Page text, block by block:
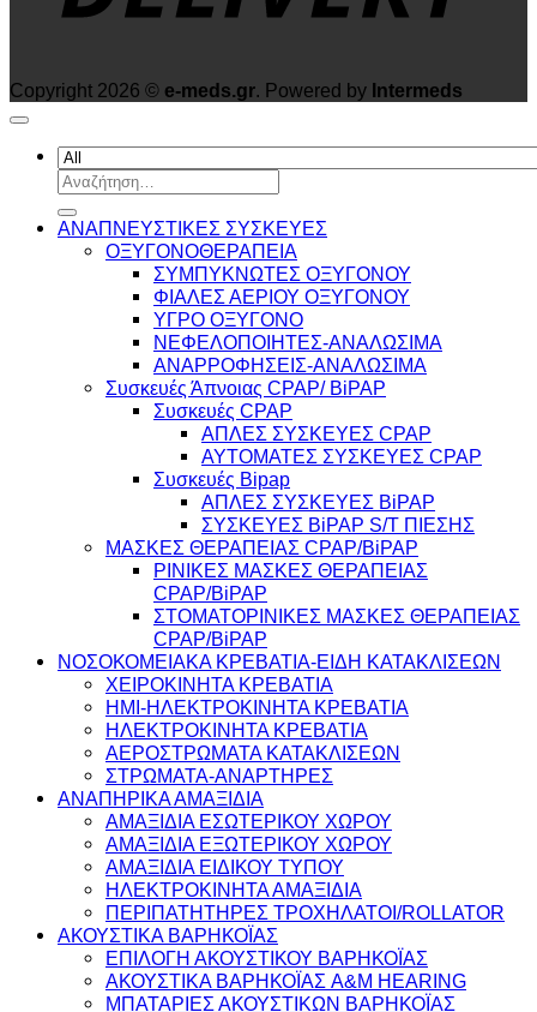
Copyright 2026 © e-meds.gr. Powered by Intermeds
Αναζήτηση
για:
ΑΝΑΠΝΕΥΣΤΙΚΕΣ ΣΥΣΚΕΥΕΣ
ΟΞΥΓΟΝΟΘΕΡΑΠΕΙΑ
ΣΥΜΠΥΚΝΩΤΕΣ ΟΞΥΓΟΝΟΥ
ΦΙΑΛΕΣ ΑΕΡΙΟΥ ΟΞΥΓΟΝΟΥ
ΥΓΡΟ ΟΞΥΓΟΝΟ
ΝΕΦΕΛΟΠΟΙΗΤΕΣ-ΑΝΑΛΩΣΙΜΑ
ΑΝΑΡΡΟΦΗΣΕΙΣ-ΑΝΑΛΩΣΙΜΑ
Συσκευές Άπνοιας CPAP/ BiPAP
Συσκευές CPAP
ΑΠΛΕΣ ΣΥΣΚΕΥΕΣ CPAP
ΑΥΤΟΜΑΤΕΣ ΣΥΣΚΕΥΕΣ CPAP
Συσκευές Bipap
ΑΠΛΕΣ ΣΥΣΚΕΥΕΣ BiPAP
ΣΥΣΚΕΥΕΣ BiPAP S/T ΠΙΕΣΗΣ
ΜΑΣΚΕΣ ΘΕΡΑΠΕΙΑΣ CPAP/BiPAP
ΡΙΝΙΚΕΣ ΜΑΣΚΕΣ ΘΕΡΑΠΕΙΑΣ
CPAP/BiPAP
ΣΤΟΜΑΤΟΡΙΝΙΚΕΣ ΜΑΣΚΕΣ ΘΕΡΑΠΕΙΑΣ
CPAP/BiPAP
ΝΟΣΟΚΟΜΕΙΑΚΑ ΚΡΕΒΑΤΙΑ-ΕΙΔΗ ΚΑΤΑΚΛΙΣΕΩΝ
ΧΕΙΡΟΚΙΝΗΤΑ ΚΡΕΒΑΤΙΑ
ΗΜΙ-ΗΛΕΚΤΡΟΚΙΝΗΤΑ ΚΡΕΒΑΤΙΑ
ΗΛΕΚΤΡΟΚΙΝΗΤΑ ΚΡΕΒΑΤΙΑ
ΑΕΡΟΣΤΡΩΜΑΤΑ ΚΑΤΑΚΛΙΣΕΩΝ
ΣΤΡΩΜΑΤΑ-ΑΝΑΡΤΗΡΕΣ
ΑΝΑΠΗΡΙΚΑ ΑΜΑΞΙΔΙΑ
ΑΜΑΞΙΔΙΑ ΕΣΩΤΕΡΙΚΟΥ ΧΩΡΟΥ
ΑΜΑΞΙΔΙΑ ΕΞΩΤΕΡΙΚΟΥ ΧΩΡΟΥ
ΑΜΑΞΙΔΙΑ ΕΙΔΙΚΟΥ ΤΥΠΟΥ
ΗΛΕΚΤΡΟΚΙΝΗΤΑ ΑΜΑΞΙΔΙΑ
ΠΕΡΙΠΑΤΗΤΗΡΕΣ ΤΡΟΧΗΛΑΤΟΙ/ROLLATOR
ΑΚΟΥΣΤΙΚΑ ΒΑΡΗΚΟΪΑΣ
ΕΠΙΛΟΓΗ ΑΚΟΥΣΤΙΚΟΥ ΒΑΡΗΚΟΪΑΣ
ΑΚΟΥΣΤΙΚΑ ΒΑΡΗΚΟΪΑΣ A&M HEARING
ΜΠΑΤΑΡΙΕΣ ΑΚΟΥΣΤΙΚΩΝ ΒΑΡΗΚΟΪΑΣ